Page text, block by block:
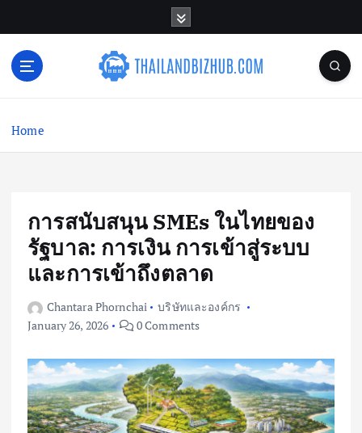
n
Home
การสนับสนุน SMEs ในไทยของ
รัฐบาล: การเงิน การเข้าสู่ระบบ
และการเข้าถึงตลาด
Chantara Phornchai
บริษัทและองค์กร
January 26, 2026
0 Comments